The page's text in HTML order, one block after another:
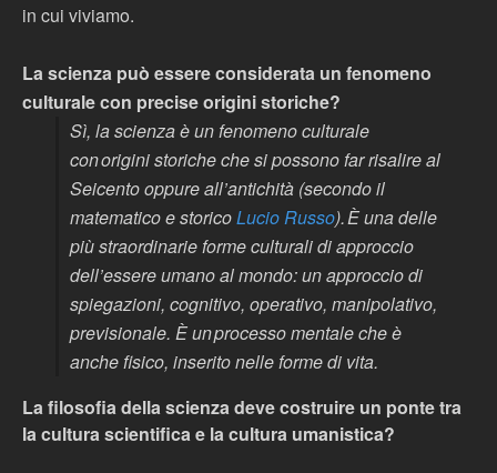
in cui viviamo.
La scienza può essere considerata un fenomeno
culturale con precise origini storiche?
Sì, la scienza è un fenomeno culturale
con origini storiche che si possono far risalire al
Seicento oppure all’antichità (secondo il
matematico e storicoLucio Russo). È una delle
più straordinarie forme culturali di approccio
dell’essere umano al mondo: un approccio di
spiegazioni, cognitivo, operativo, manipolativo,
previsionale. È un processo mentale che è
anche fisico, inserito nelle forme di vita.
La filosofia della scienza deve costruire un ponte tra
la cultura scientifica e la cultura umanistica?